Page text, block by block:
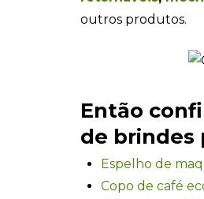
outros produtos.
Então
de brindes
Espelho de
Copo de café